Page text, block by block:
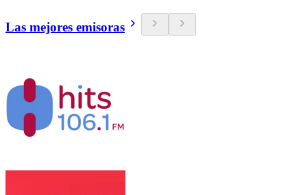
Las mejores emisoras